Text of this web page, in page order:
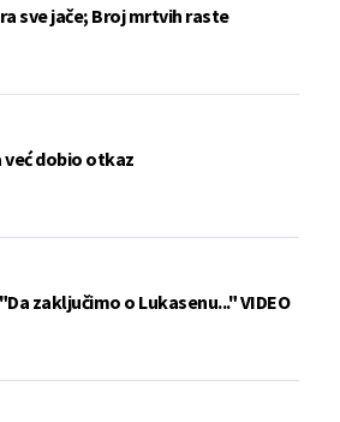
sve jače; Broj mrtvih raste
dobio otkaz
zaključimo o Lukasenu..." VIDEO